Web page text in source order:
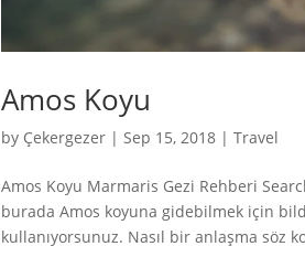
Amos Koyu
by Çekergezer | Sep 15, 2018 |Travel
Amos Koyu Marmaris Gezi Rehberi
burada Amos koyuna gidebilmek için
kullanıyorsunuz. Nasıl bir anlaşma söz